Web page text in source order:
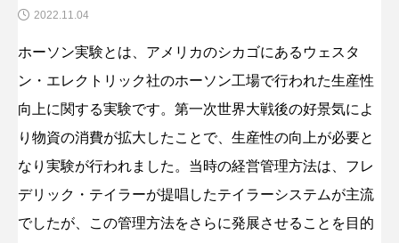
2022.11.04
ホーソン実験とは、アメリカのシカゴにあるウェスタ
ン・エレクトリック社のホーソン工場で行われた生産性
向上に関する実験です。第一次世界大戦後の好景気によ
り物資の消費が拡大したことで、生産性の向上が必要と
なり実験が行われました。当時の経営管理方法は、フレ
デリック・テイラーが提唱したテイラーシステムが主流
でしたが、この管理方法をさらに発展させることを目的